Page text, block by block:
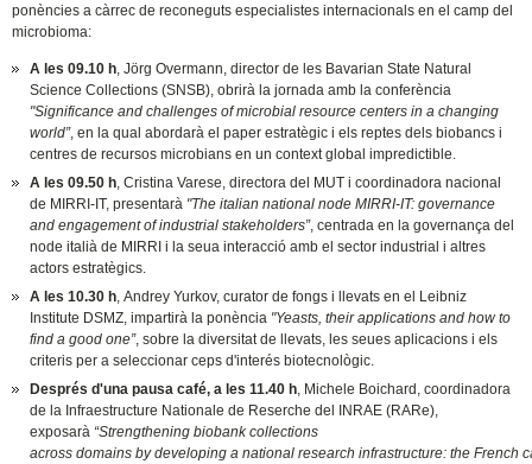
ponències a càrrec de reconeguts especialistes internacionals en el camp del
microbioma:
A les 09.10 h, Jörg Overmann, director de les Bavarian State Natural
Science Collections (SNSB), obrirà la jornada amb la conferència
"Significance and challenges of microbial resource centers in a changing
world”, en la qual abordarà el paper estratègic i els reptes dels biobancs i
centres de recursos microbians en un context global impredictible.
A les 09.50 h, Cristina Varese, directora del MUT i coordinadora nacional
de MIRRI-IT, presentarà "The italiannational node MIRRI-IT: governance
and engagement of industrial stakeholders”, centrada en la governança del
node italià de MIRRI i la seua interacció amb el sector industrial i altres
actors estratègics.
A les 10.30 h, Andrey Yurkov, curator de fongs i llevats en el Leibniz
Institute DSMZ, impartirà la ponència "Yeasts, their applications and how to
find a good one”, sobre la diversitat de llevats, les seues aplicacions i els
criteris per a seleccionar ceps d'interés biotecnològic.
Després d'una pausa café, a les 11.40 h, Michele Boichard, coordinadora
de la Infraestructure Nationale de Reserche del INRAE (RARe),
exposarà “Strengthening biobank collections
across domains by developing a national research infrastructure: the French